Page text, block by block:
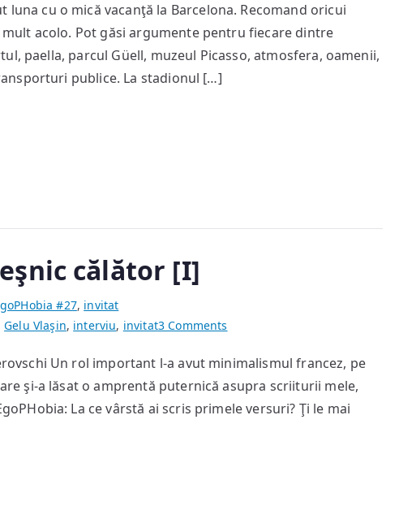
luna cu o mică vacanţă la Barcelona. Recomand oricui
acolo. Pot găsi argumente pentru fiecare dintre
paella, parcul Güell, muzeul Picasso, atmosfera, oamenii,
publice. La stadionul […]
călător [I]
#27, invitat
Gelu Vlaşin, interviu, invitat3 Comments
fost
şi
sunt
Un rol important l-a avut minimalismul francez, pe
şi-a lăsat o amprentă puternică asupra scriiturii mele,
La ce vârstă ai scris primele versuri? Ţi le mai